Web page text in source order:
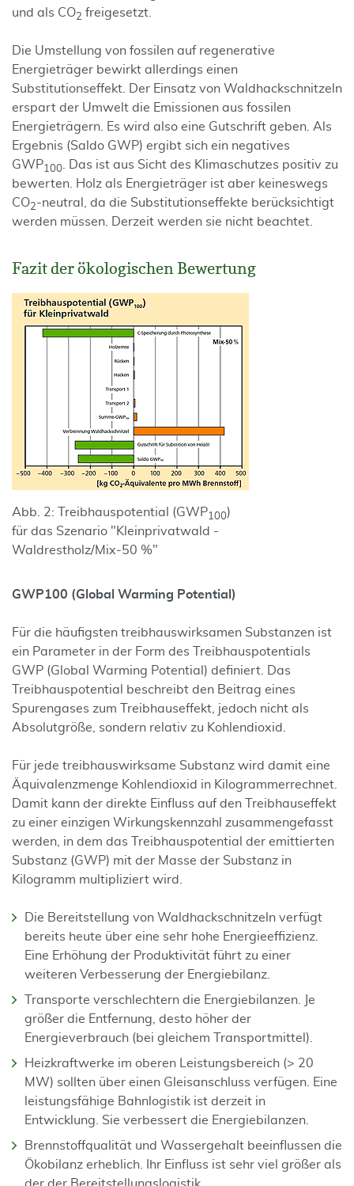
und als CO2 freigesetzt.
Die Umstellung von fossilen auf regenerative
Energieträger bewirkt allerdings einen
Substitutionseffekt. Der Einsatz von Waldhackschnitzeln
erspart der Umwelt die Emissionen aus fossilen
Energieträgern. Es wird also eine Gutschrift geben. Als
Ergebnis (Saldo GWP) ergibt sich ein negatives
GWP100
. Das ist aus Sicht des Klimaschutzes positiv zu
bewerten. Holz als Energieträger ist aber keineswegs
CO2-neutral, da die Substitutionseffekte berücksichtigt
werden müssen. Derzeit werden sie nicht beachtet.
Fazit der ökologischen Bewertung
Abb. 2: Treibhauspotential (GWP100)
für das Szenario "Kleinprivatwald -
Waldrestholz/Mix-50 %"
GWP100 (Global Warming Potential)
Für die häufigsten treibhauswirksamen Substanzen ist
ein Parameter in der Form des Treibhauspotentials
GWP (Global Warming Potential) definiert. Das
Treibhauspotential beschreibt den Beitrag eines
Spurengases zum Treibhauseffekt, jedoch nicht als
Absolutgröße, sondern relativ zu Kohlendioxid.
Für jede treibhauswirksame Substanz wird damit eine
Äquivalenzmenge Kohlendioxid in Kilogrammerrechnet.
Damit kann der direkte Einfluss auf den Treibhauseffekt
zu einer einzigen Wirkungskennzahl zusammengefasst
werden, in dem das Treibhauspotential der emittierten
Substanz (GWP) mit der Masse der Substanz in
Kilogramm multipliziert wird.
Die Bereitstellung von Waldhackschnitzeln verfügt
bereits heute über eine sehr hohe Energieeffizienz.
Eine Erhöhung der Produktivität führt zu einer
weiteren Verbesserung der Energiebilanz.
Transporte verschlechtern die Energiebilanzen. Je
größer die Entfernung, desto höher der
Energieverbrauch (bei gleichem Transportmittel).
Heizkraftwerke im oberen Leistungsbereich (> 20
MW) sollten über einen Gleisanschluss verfügen. Eine
leistungsfähige Bahnlogistik ist derzeit in
Entwicklung. Sie verbessert die Energiebilanzen.
Brennstoffqualität und Wassergehalt beeinflussen die
Ökobilanz erheblich. Ihr Einfluss ist sehr viel größer als